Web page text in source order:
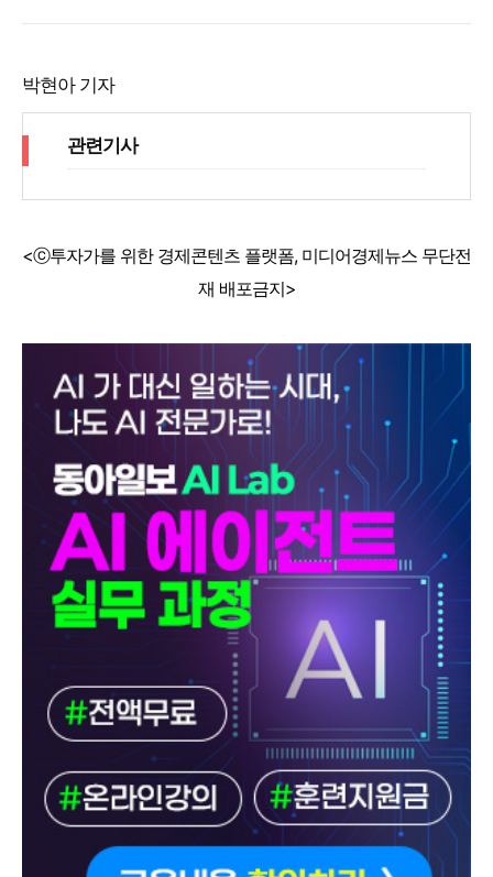
박현아 기자
관련기사
<ⓒ투자가를 위한 경제콘텐츠 플랫폼, 미디어경제뉴스 무단전
재 배포금지>